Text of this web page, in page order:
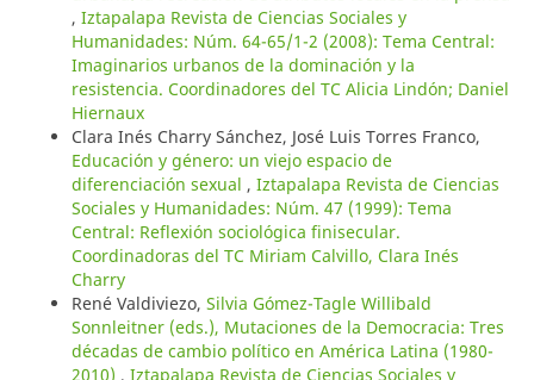
, Iztapalapa Revista de Ciencias Sociales y
Humanidades: Núm. 64-65/1-2 (2008): Tema Central:
Imaginarios urbanos de la dominación y la
resistencia. Coordinadores del TC Alicia Lindón; Daniel
Hiernaux
Clara Inés Charry Sánchez, José Luis Torres Franco,
Educación y género: un viejo espacio de
diferenciación sexual , Iztapalapa Revista de Ciencias
Sociales y Humanidades: Núm. 47 (1999): Tema
Central: Reflexión sociológica finisecular.
Coordinadoras del TC Miriam Calvillo, Clara Inés
Charry
René Valdiviezo, Silvia Gómez-Tagle Willibald
Sonnleitner (eds.), Mutaciones de la Democracia: Tres
décadas de cambio político en América Latina (1980-
2010) , Iztapalapa Revista de Ciencias Sociales y